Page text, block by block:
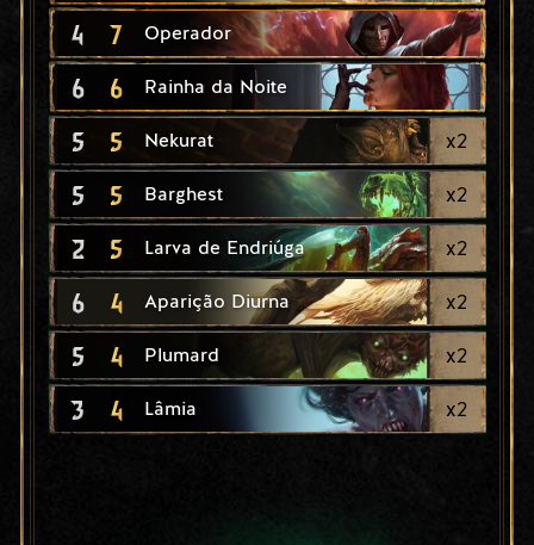
4 7 Operador
6 6 Rainha da Noite
5 5 Nekurat x2
5 5 Barghest x2
2 5 Larva de Endriúga x2
6 4 Aparição Diurna x2
5 4 Plumard x2
3 4 Lâmia x2